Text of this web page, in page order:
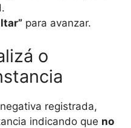
para avanzar.
o
registrada,
indicando que no